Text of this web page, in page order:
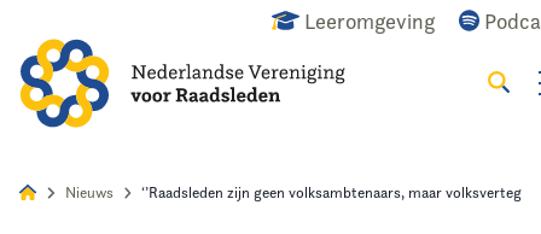
Leeromgeving
Nieuws ‘’Raadsleden zijn geen volksambtenaars, maar